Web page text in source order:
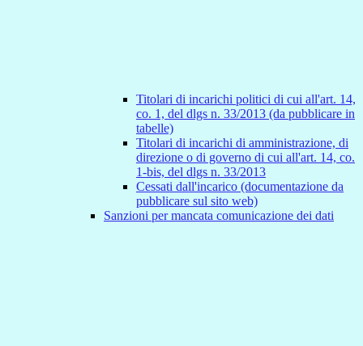
Titolari di incarichi politici di cui all'art. 14,
co. 1, del dlgs n. 33/2013 (da pubblicare in
tabelle)
Titolari di incarichi di amministrazione, di
direzione o di governo di cui all'art. 14, co.
1-bis, del dlgs n. 33/2013
Cessati dall'incarico (documentazione da
pubblicare sul sito web)
Sanzioni per mancata comunicazione dei dati